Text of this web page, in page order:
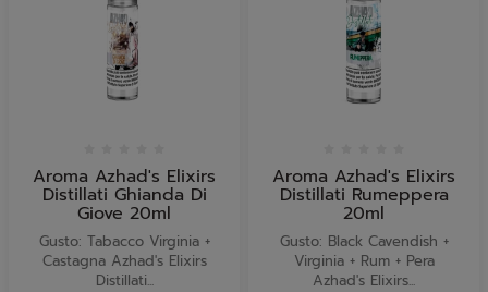
Aroma Azhad's Elixirs
Distillati Ghianda Di
Giove 20ml
Gusto: Tabacco Virginia +
Castagna Azhad's Elixirs
Distillati...
Aroma Azhad's Elixirs
Distillati Rumeppera
20ml
Gusto: Black Cavendish +
Virginia + Rum + Pera
Azhad's Elixirs...